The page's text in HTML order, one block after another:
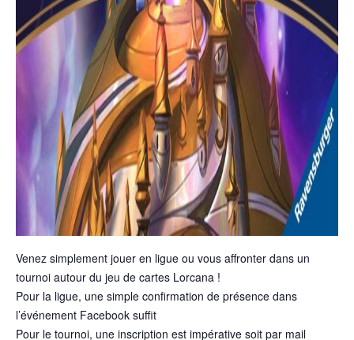
Venez simplement jouer en ligue ou vous affronter dans un
tournoi autour du jeu de cartes Lorcana !
Pour la ligue, une simple confirmation de présence dans
l’événement Facebook suffit
Pour le tournoi, une inscription est impérative soit par mail